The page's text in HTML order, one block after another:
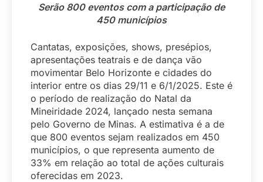
Serão 800 eventos com a participação de
450 municípios
Cantatas, exposições, shows, presépios,
apresentações teatrais e de dança vão
movimentar Belo Horizonte e cidades do
interior entre os dias 29/11 e 6/1/2025. Este é
o período de realização do Natal da
Mineiridade 2024, lançado nesta semana
pelo Governo de Minas. A estimativa é a de
que 800 eventos sejam realizados em 450
municípios, o que representa aumento de
33% em relação ao total de ações culturais
oferecidas em 2023.